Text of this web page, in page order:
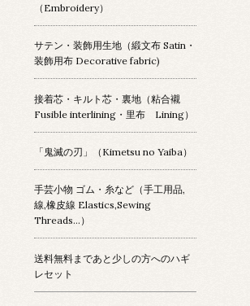
（Embroidery）
サテン・装飾用生地（緞文布 Satin・
装飾用布 Decorative fabric)
接着芯・キルト芯・裏地（粘合襯
Fusible interlining・里布 Lining）
「鬼滅の刃」（Kimetsu no Yaiba）
手芸小物 ゴム・糸など（手工用品,
線,橡皮線 Elastics,Sewing
Threads...）
送料無料まであと少しの方へのハギ
レセット